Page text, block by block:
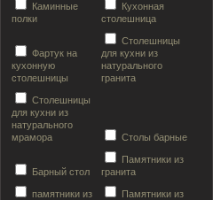
Каминные
полки
Кухонная
столешница
Фартук на
кухонную
столешницы
Столешницы
для кухни из
натурального
гранита
Столешницы
для кухни из
натурального
мрамора
Столы барные
Барный стол
Памятники из
гранита
памятники из
Памятники из